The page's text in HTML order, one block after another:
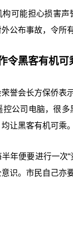
构可能担心损害
公布事故，令所
令黑客有机可
誉会长方保侨表
控公司电脑，很
让黑客有机可乘。
年便要进行一次
识。市民自己亦